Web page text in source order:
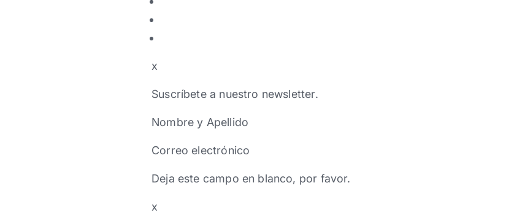
x
Suscríbete a nuestro newsletter.
Nombre y Apellido
Correo electrónico
Deja este campo en blanco, por favor.
x